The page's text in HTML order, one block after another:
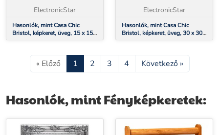
ElectronicStar
Hasonlók, mint Casa Chic
Bristol, képkeret, üveg, 15 x 15
cm, paszpartu, valódi fa
ElectronicStar
Hasonlók, mint Casa Chic
Bristol, képkeret, üveg, 30 x 30
cm, paszpartu, valódi fa
« Előző 1 2 3 4 Következő »
Hasonlók, mint Fényképkeretek: